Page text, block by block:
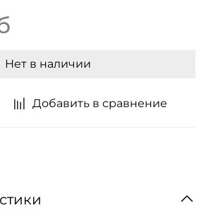
Добавить в сравнение
Нет в наличии